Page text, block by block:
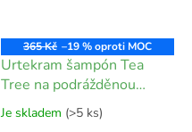
365 Kč –19 %
Urtekram šampón Tea
Tree na podrážděnou
pokožku hlavy - 500 ml
Je skladem (>5 ks)